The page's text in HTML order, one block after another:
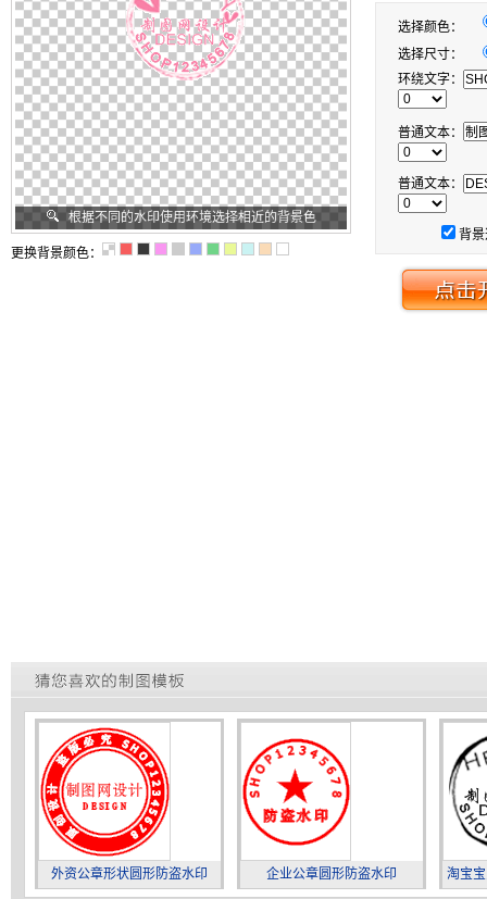
根据不同的水印使用环境选择相近的背景色
更换背景颜色：
选择颜色：
选择尺寸：
环绕文字：
普通文本：
普通文本：
背
外资公章形状圆形防盗水印 企业公章圆形防盗水印 淘宝